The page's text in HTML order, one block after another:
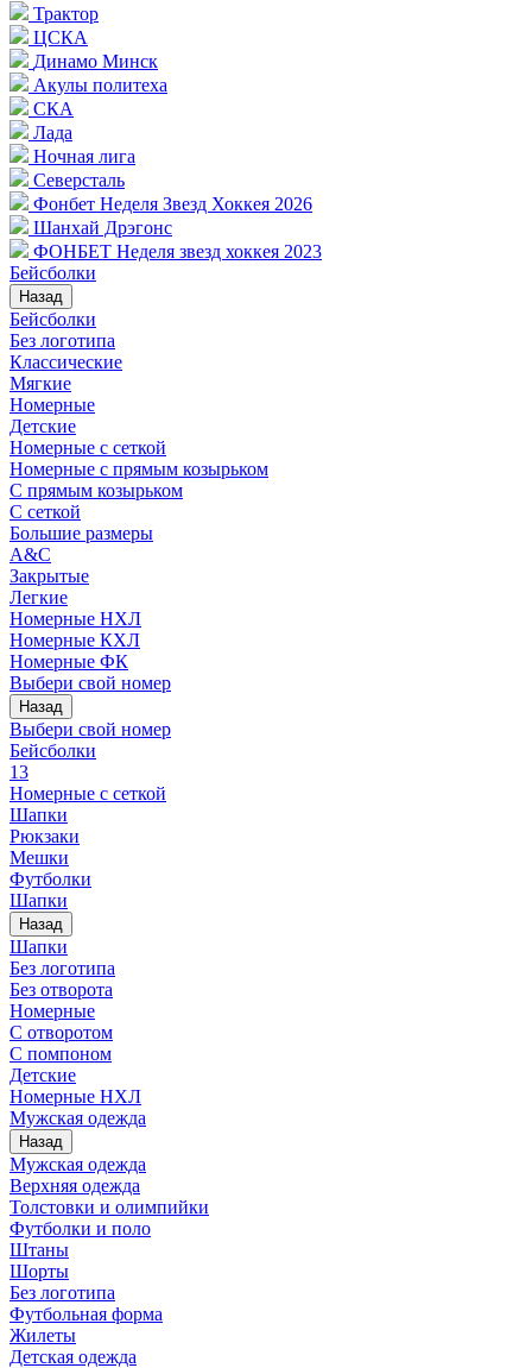
Трактор
ЦСКА
Динамо Минск
Акулы политеха
СКА
Лада
Ночная лига
Северсталь
Фонбет Неделя Звезд Хоккея 2026
Шанхай Дрэгонс
ФОНБЕТ Неделя звезд хоккея 2023
Бейсболки
Назад
Бейсболки
Без логотипа
Классические
Мягкие
Номерные
Детские
Номерные с сеткой
Номерные с прямым козырьком
С прямым козырьком
С сеткой
Большие размеры
A&C
Закрытые
Легкие
Номерные НХЛ
Номерные КХЛ
Номерные ФК
Выбери свой номер
Назад
Выбери свой номер
Бейсболки
13
Номерные с сеткой
Шапки
Рюкзаки
Мешки
Футболки
Шапки
Назад
Шапки
Без логотипа
Без отворота
Номерные
С отворотом
С помпоном
Детские
Номерные НХЛ
Мужская одежда
Назад
Мужская одежда
Верхняя одежда
Толстовки и олимпийки
Футболки и поло
Штаны
Шорты
Без логотипа
Футбольная форма
Жилеты
Детская одежда